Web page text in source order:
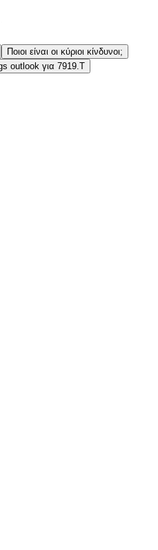
Ποιοι είναι οι κύριοι κίνδυνοι;
outlook για 7919.T